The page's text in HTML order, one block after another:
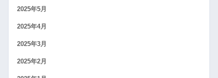
2025年5月
2025年4月
2025年3月
2025年2月